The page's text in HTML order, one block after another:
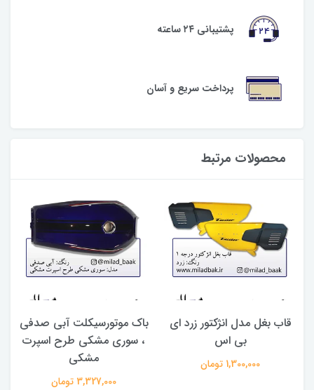
پشتیبانی ۲۴ ساعته
پرداخت سریع و آسان
محصولات مرتبط
قاب بغل مدل انژکتور زرد ای
بی اس
1,300,000 تومان
باک موتورسیکلت آبی صدفی
، سوری مشکی طرح اسپرت
مشکی
3,327,000 تومان